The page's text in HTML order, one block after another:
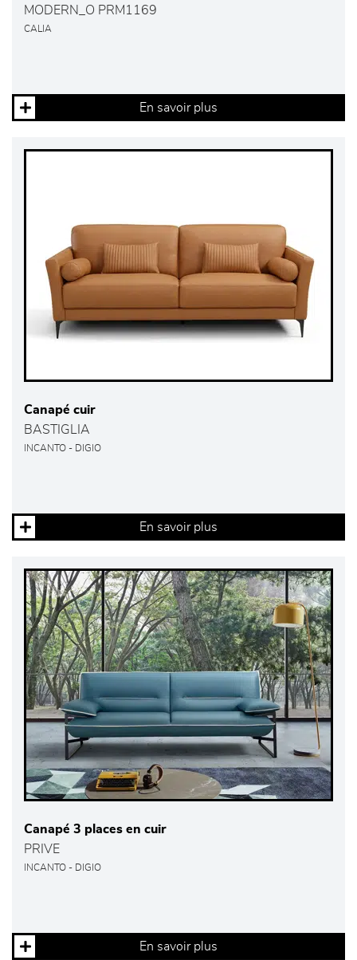
MODERN_O PRM1169
CALIA
En savoir plus
Canapé cuir
BASTIGLIA
INCANTO - DIGIO
En savoir plus
Canapé 3 places en cuir
PRIVE
INCANTO - DIGIO
En savoir plus